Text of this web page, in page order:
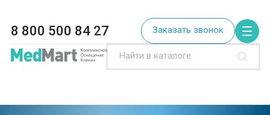
8 800 500 84 27 Заказать звонок